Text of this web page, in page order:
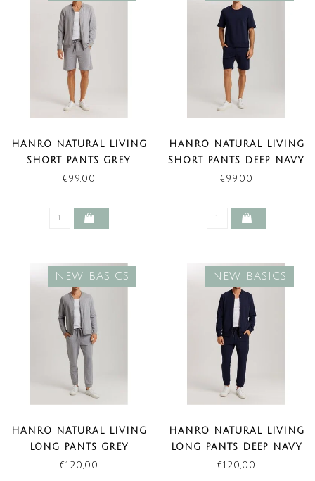
HANRO NATURAL LIVING
SHORT PANTS GREY
MELANGE (NEW BASICS)
€99,00
HANRO NATURAL LIVING
SHORT PANTS DEEP NAVY
(NEW BASICS)
€99,00
NEW BASICS
HANRO NATURAL LIVING
LONG PANTS GREY
MELANGE (NEW BASICS)
€120,00
NEW BASICS
HANRO NATURAL LIVING
LONG PANTS DEEP NAVY
(NEW BASICS)
€120,00